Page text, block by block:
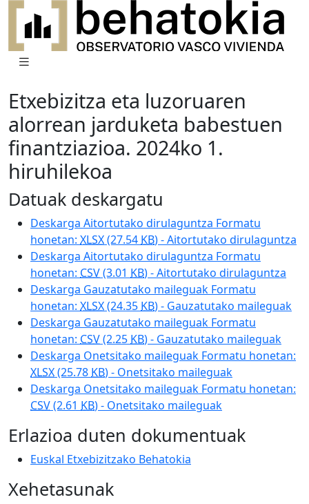
Etxebizitza eta luzoruaren
alorrean jarduketa babestuen
finantziazioa. 2024ko 1.
hiruhilekoa
Datuak deskargatu
Deskarga Aitortutako dirulaguntza Formatu
honetan: XLSX(27.54 KB) - Aitortutako dirulaguntza
Deskarga Aitortutako dirulaguntza Formatu
honetan: CSV(3.01 KB) - Aitortutako dirulaguntza
Deskarga Gauzatutako maileguak Formatu
honetan: XLSX(24.35 KB) - Gauzatutako maileguak
Deskarga Gauzatutako maileguak Formatu
honetan: CSV(2.25 KB) - Gauzatutako maileguak
Deskarga Onetsitako maileguak Formatu honetan:
XLSX(25.78 KB) - Onetsitako maileguak
Deskarga Onetsitako maileguak Formatu honetan:
CSV(2.61 KB) - Onetsitako maileguak
Erlazioa duten dokumentuak
Euskal Etxebizitzako Behatokia
Xehetasunak